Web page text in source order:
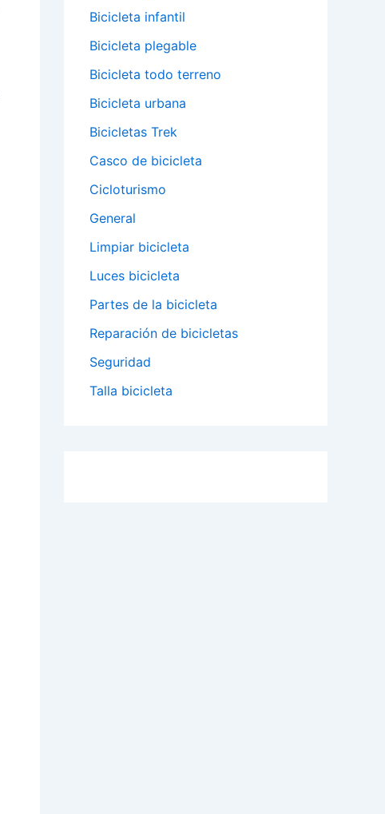
Bicicleta infantil
Bicicleta plegable
Bicicleta todo terreno
Bicicleta urbana
Bicicletas Trek
Casco de bicicleta
Cicloturismo
General
Limpiar bicicleta
Luces bicicleta
Partes de la bicicleta
Reparación de bicicletas
Seguridad
Talla bicicleta